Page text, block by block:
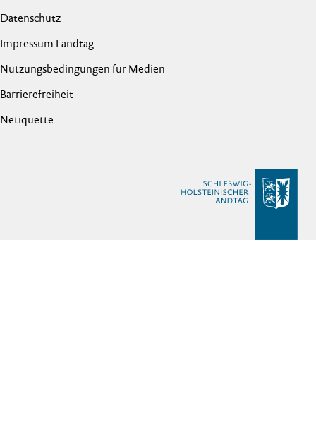
Datenschutz
Impressum Landtag
Nutzungsbedingungen für Medien
Barrierefreiheit
Netiquette